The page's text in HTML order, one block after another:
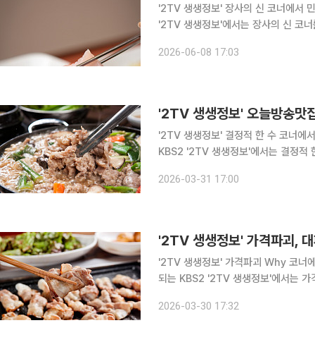
'2TV 생생정보' 장사의 신 코너에서 민어 정
'2TV 생생정보'에서는 장사의 신 코너를
등 다양한 민어 요리를 한 상에 맛볼
2026-06-08 17:03
'2TV 생생정보' 결정적 한 수 코너에서 버
KBS2 '2TV 생생정보'에서는 결정적
이 들어가 담백하면서도 깊은 국물을
2026-03-31 17:00
'2TV 생생정보' 가격파괴,
'2TV 생생정보' 가격파괴 Why 코너에
되는 KBS2 '2TV 생생정보'에서는
2026-03-30 17:32